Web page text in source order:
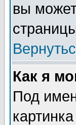
вы
Как я
Под